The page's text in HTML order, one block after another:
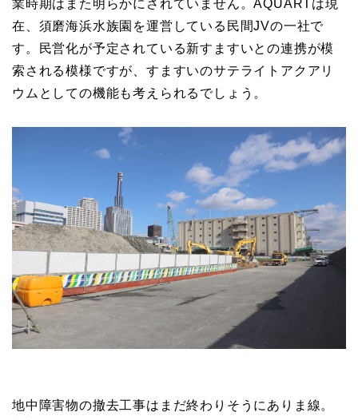
業時期はまた明らかにされていません。AQUARTは現
在、須磨海浜水族園を運営している民間JVの一社で
す。民営化が予定されている新すますいとの連携が模
索される模様ですが、すますいのサテライトアクアリ
ウムとしての機能も考えられるでしょう。
地中障害物の撤去工事はまだ終わりそうにありま線。